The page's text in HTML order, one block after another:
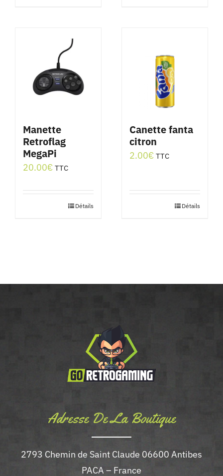
Manette
Retroflag
MegaPi
20.00€ TTC
Détails
Canette fanta
citron
2.00€ TTC
Détails
Adresse De La Boutique
2793 Chemin de Saint Claude 06600 Antibes
PACA – France